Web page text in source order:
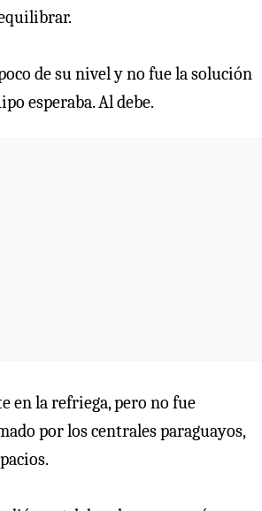
de su nivel y no fue la solución
esperaba. Al debe.
en la refriega, pero no fue
por los centrales paraguayos,